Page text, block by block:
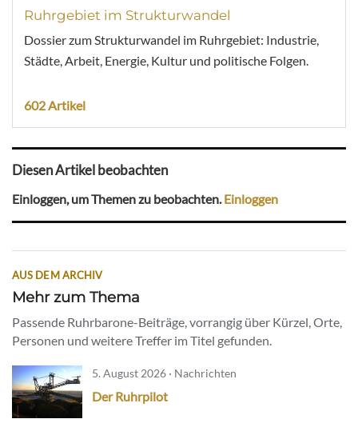
Ruhrgebiet im Strukturwandel
Dossier zum Strukturwandel im Ruhrgebiet: Industrie,
Städte, Arbeit, Energie, Kultur und politische Folgen.
602 Artikel
Diesen Artikel beobachten
Einloggen, um Themen zu beobachten.Einloggen
AUS DEM ARCHIV
Mehr zum Thema
Passende Ruhrbarone-Beiträge, vorrangig über Kürzel, Orte,
Personen und weitere Treffer im Titel gefunden.
5. August 2026 · Nachrichten
Der Ruhrpilot